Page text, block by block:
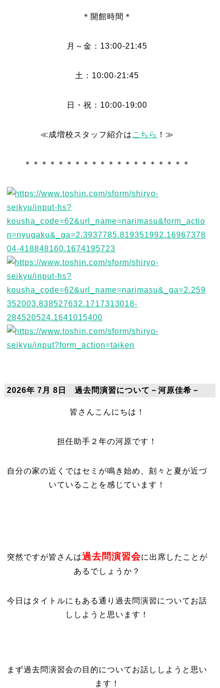
＊開館時間＊
月～金：13:00-21:45
土：10:00-21:45
日・祝：10:00-19:00
≪成増校スタッフ紹介は こちら ！≫
＊＊＊＊＊＊＊＊＊＊＊＊＊＊＊＊＊＊＊＊
2026年 7月 8日 過去問演習について－河原佳希－
皆さんこんにちは！
担任助手２年の河原です！
自分の家の近くではセミが鳴き始め、刻々と夏が近づ
いていることを感じています！
突然ですが皆さんは過去問演習会に出席したことが
あるでしょうか？
今日はタイトルにもある通り過去問演習についてお話
ししようと思います！
まず過去問演習会の目的についてお話ししようと思い
ます！